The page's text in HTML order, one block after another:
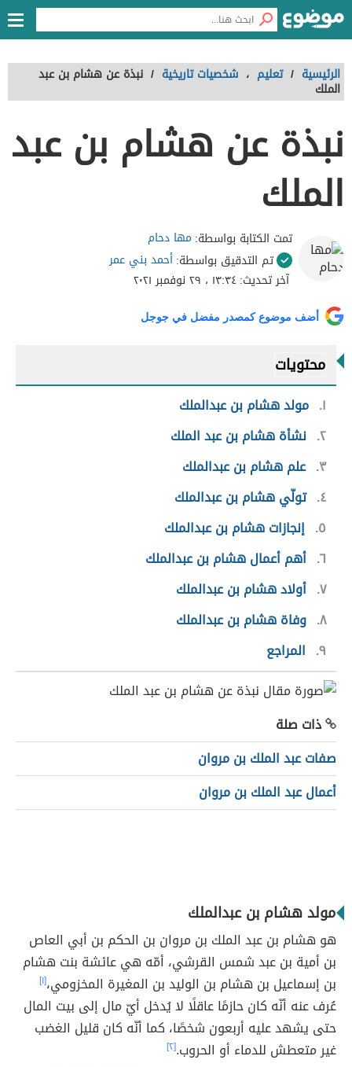
الرئيسية / تعليم ، شخصيات تاريخية / نبذة عن هشام بن عبد
الملك
نبذة عن هشام بن عبد
الملك
تمت الكتابة بواسطة: مها دحام
تم التدقيق بواسطة:أحمد بني عمر
آخر تحديث:١٣:٣٤ ، ٢٩ نوفمبر ٢٠٢١
أضف موضوع كمصدر مفضل في جوجل
محتويات
١ مولد هشام بن عبدالملك
٢ نشأة هشام بن عبد الملك
٣ علم هشام بن عبدالملك
٤ تولّي هشام بن عبدالملك
٥ إنجازات هشام بن عبدالملك
٦ أهم أعمال هشام بن عبدالملك
٧ أولاد هشام بن عبدالملك
٨ وفاة هشام بن عبدالملك
٩ المراجع
ذات صلة
صفات عبد الملك بن مروان
أعمال عبد الملك بن مروان
مولد هشام بن عبدالملك
هو هشام بن عبد الملك بن مروان بن الحكم بن أبي العاص
بن أمية بن عبد شمس القرشي، أمّه هي عائشة بنت هشام
بن إسماعيل بن هشام بن الوليد بن المغيرة المخزومي،[١]
عُرف عنه أنّه كان حازمًا عاقلًا لا يُدخل أيّ مال إلى بيت المال
حتى يشهد عليه أربعون شخصًا، كما أنّه كان قليل الغضب
غير متعطش للدماء أو الحروب.[٢]